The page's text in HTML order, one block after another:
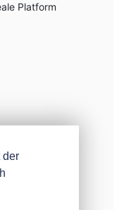
Platform
der